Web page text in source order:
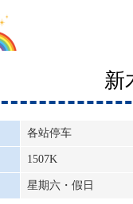
新
各站停车
1507K
星期六・假日